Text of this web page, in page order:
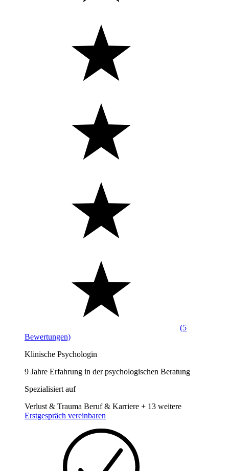
(5
Bewertungen)
Klinische Psychologin
9 Jahre Erfahrung in der psychologischen Beratung
Spezialisiert auf
Verlust & Trauma Beruf & Karriere + 13 weitere
Erstgespräch vereinbaren